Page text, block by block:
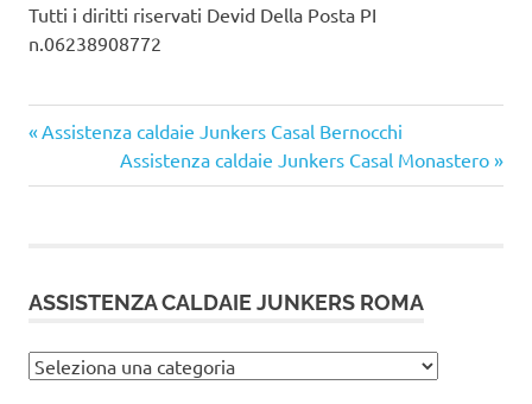
Tutti i diritti riservati Devid Della Posta PI
n.06238908772
Navigazione
articoli
Articolo
precedente:
Assistenza caldaie Junkers Casal Bernocchi
Articolo
successivo:
Assistenza caldaie Junkers Casal Monastero
ASSISTENZA CALDAIE JUNKERS ROMA
Assistenza